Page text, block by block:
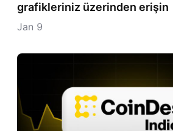
grafikleriniz üzerinden erişin
Jan 9